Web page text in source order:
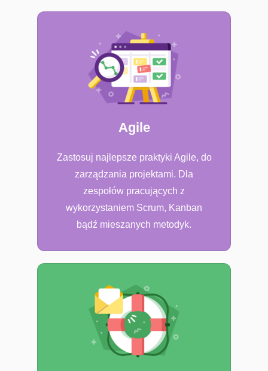
Agile
Zastosuj najlepsze praktyki Agile, do
zarządzania projektami. Dla
zespołów pracujących z
wykorzystaniem Scrum, Kanban
bądź mieszanych metodyk.